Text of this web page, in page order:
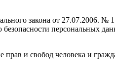
закона от 27.07.2006.
безопасности персональных
и свобод человека и